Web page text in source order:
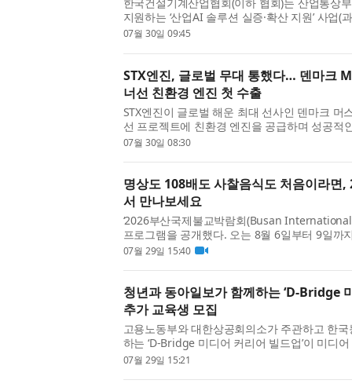
지원하는 ‘산업AI 솔루션 실증·확산 지원’ 사업
혁신을 위한 산업AI 솔루션 실증·확산 사업)의
07월 30일 09:45
STX엔진, 글로벌 무대 통했다… 덴마크
너선 친환경 엔진 첫 수출
STX엔진이 글로벌 해운 최대 선사인 덴마크 머
선 프로젝트에 친환경 엔진을 공급하며 성공적
STX엔진은 중국 NTS조선소와 1만9000TEU급
07월 30일 08:30
명상도 108배도 사찰음식도 처음이라면
서 만나보세요
‘2026부산국제불교박람회(Busan
프로그램을 공개했다. 오는 8월 6일부터 9일까
1전시장 3홀에서 열리는 이번 박람회는 관람객
07월 29일 15:40
청년과 동아일보가 함께하는 ‘D-Bridge
추가 교육생 모집
고용노동부와 대한상공회의소가 주관하고 한
하는 ‘D-Bridge 미디어 커리어 빌드업’이 미디
상으로 2026년 3·4기 추가 교육생을 모집한다.
07월 29일 15:21